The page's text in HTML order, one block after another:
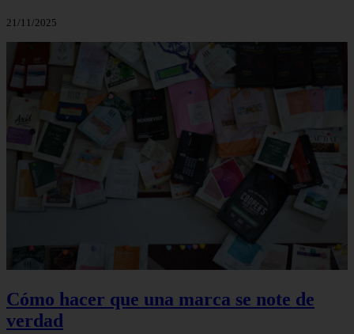
21/11/2025
Cómo hacer que una marca se note de
verdad